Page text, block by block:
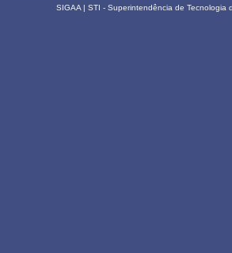
SIGAA | STI - Superintendência de